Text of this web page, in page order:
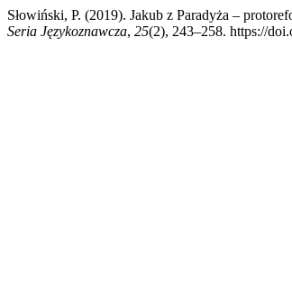
Słowiński, P. (2019). Jakub z Paradyża –
Seria Językoznawcza, 25(2), 243–258. https://